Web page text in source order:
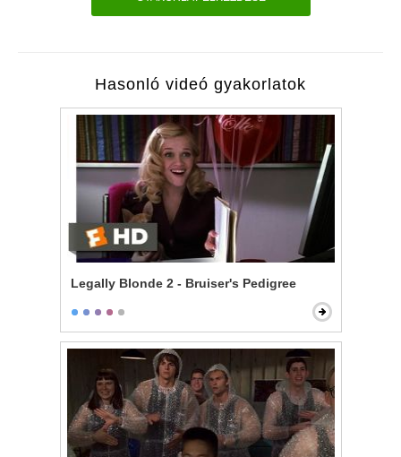
Hasonló videó gyakorlatok
Legally Blonde 2 - Bruiser's Pedigree